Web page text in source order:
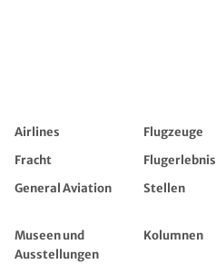
Airlines Flugzeuge
Fracht
Flugerlebnis
General Aviation
Stellen
Museen und
Ausstellungen
Kolumnen